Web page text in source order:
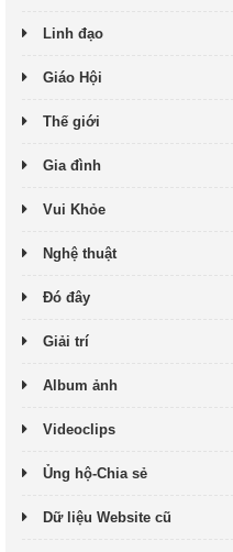
Linh đạo
Giáo Hội
Thế giới
Gia đình
Vui Khỏe
Nghệ thuật
Đó đây
Giải trí
Album ảnh
Videoclips
Ủng hộ-Chia sẻ
Dữ liệu Website cũ